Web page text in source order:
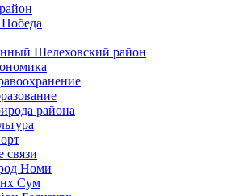
Шелеховский район
района
Номи
Сум